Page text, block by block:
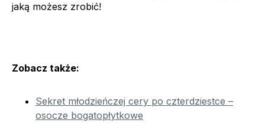
jaką możesz zrobić!
Zobacz także:
Sekret młodzieńczej cery po czterdziestce –
osocze bogatopłytkowe